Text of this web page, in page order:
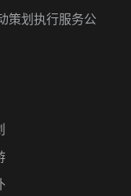
策划执行服务公